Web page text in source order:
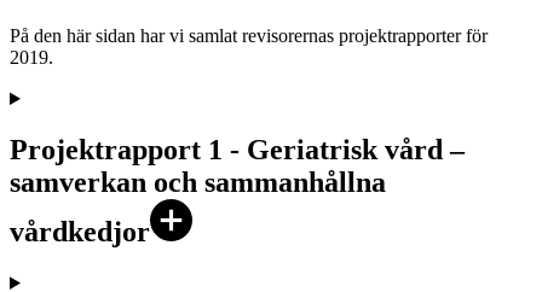
På den här sidan har vi samlat revisorernas projektrapporter för
2019.
Projektrapport 1 - Geriatrisk vård –
samverkan och sammanhållna
vårdkedjor